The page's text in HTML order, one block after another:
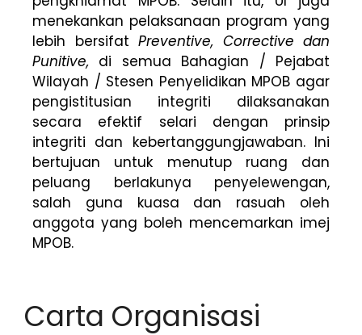
menekankan pelaksanaan program yang
lebih bersifat Preventive, Corrective dan
Punitive, di semua Bahagian / Pejabat
Wilayah / Stesen Penyelidikan MPOB agar
pengistitusian integriti dilaksanakan
secara efektif selari dengan prinsip
integriti dan kebertanggungjawaban. Ini
bertujuan untuk menutup ruang dan
peluang berlakunya penyelewengan,
salah guna kuasa dan rasuah oleh
anggota yang boleh mencemarkan imej
MPOB.
Carta Organisasi